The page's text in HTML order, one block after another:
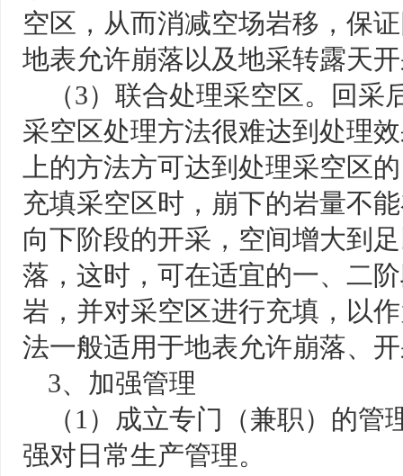
空区，从而消减空场岩移，保
地表允许崩落以及地采转露天
（3）联合处理采空区。回
采空区处理方法很难达到处理
上的方法方可达到处理采空区
充填采空区时，崩下的岩量不
向下阶段的开采，空间增大到
落，这时，可在适宜的一、二
岩，并对采空区进行充填，以
法一般适用于地表允许崩落、
3、加强管理
（1）成立专门（兼职）的
强对日常生产管理。